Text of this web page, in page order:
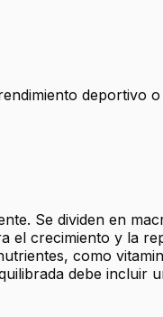
deportivo
Se dividen en
crecimiento y la
como
debe incluir